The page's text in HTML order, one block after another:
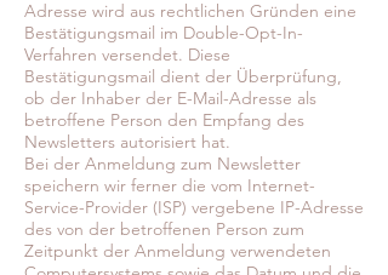
Adresse wird aus rechtlichen Gründen eine
Bestätigungsmail im Double-Opt-In-
Verfahren versendet. Diese
Bestätigungsmail dient der Überprüfung,
ob der Inhaber der E-Mail-Adresse als
betroffene Person den Empfang des
Newsletters autorisiert hat.
Bei der Anmeldung zum Newsletter
speichern wir ferner die vom Internet-
Service-Provider (ISP) vergebene IP-Adresse
des von der betroffenen Person zum
Zeitpunkt der Anmeldung verwendeten